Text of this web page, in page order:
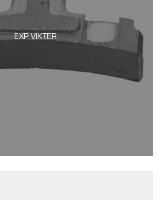
EXP VIKTER